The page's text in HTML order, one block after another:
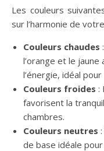
Les couleurs
sur l’harmonie de
Couleurs chaudes
l’orange et le
l’énergie, idéal
Couleurs froides :
favorisent la
chambres.
Couleurs neutres
de base idéale